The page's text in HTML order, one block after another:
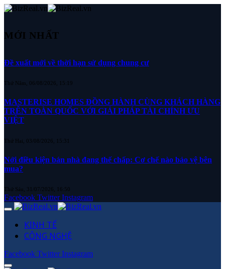
MỚI NHẤT
Đề xuất mới về thời hạn sử dụng chung cư
Thứ Năm, 06/08/2026, 15:19
MASTERISE HOMES ĐỒNG HÀNH CÙNG KHÁCH HÀNG
TRÊN TOÀN QUỐC VỚI GIẢI PHÁP TÀI CHÍNH ƯU
VIỆT
Thứ Hai, 03/08/2026, 15:31
Nới điều kiện bán nhà đang thế chấp: Cơ chế nào bảo vệ bên
mua?
Thứ Sáu, 31/07/2026, 16:50
Facebook Twitter Instagram
KINH TẾ
CÔNG NGHỆ
Facebook Twitter Instagram